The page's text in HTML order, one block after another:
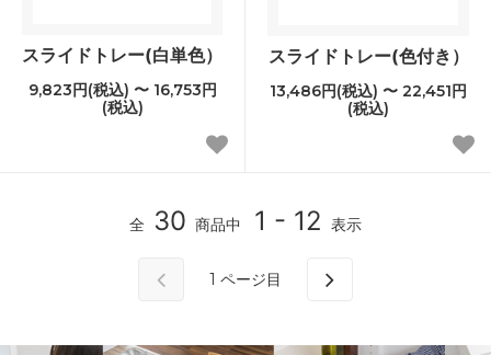
スライドトレー(白単色）
9,823円(税込) 〜 16,753円
(税込)
スライドトレー(色付き）
13,486円(税込) 〜 22,451円
(税込)
全 30 商品中 1 - 12 表示
1 ページ目